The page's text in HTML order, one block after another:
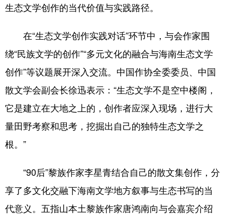
生态文学创作的当代价值与实践路径。
在“生态文学创作实践对话”环节中，与会作家围
绕“民族文学的创作”“多元文化的融合与海南生态文学
创作”等议题展开深入交流。中国作协全委委员、中国
散文学会副会长徐迅表示：“生态文学不是空中楼阁，
它是建立在大地之上的，创作者应深入现场，进行大
量田野考察和思考，挖掘出自己的独特生态文学之
根。”
“90后”黎族作家李星青结合自己的散文集创作，分
享了多文化交融下海南文学地方叙事与生态书写的当
代意义。五指山本土黎族作家唐鸿南向与会嘉宾介绍